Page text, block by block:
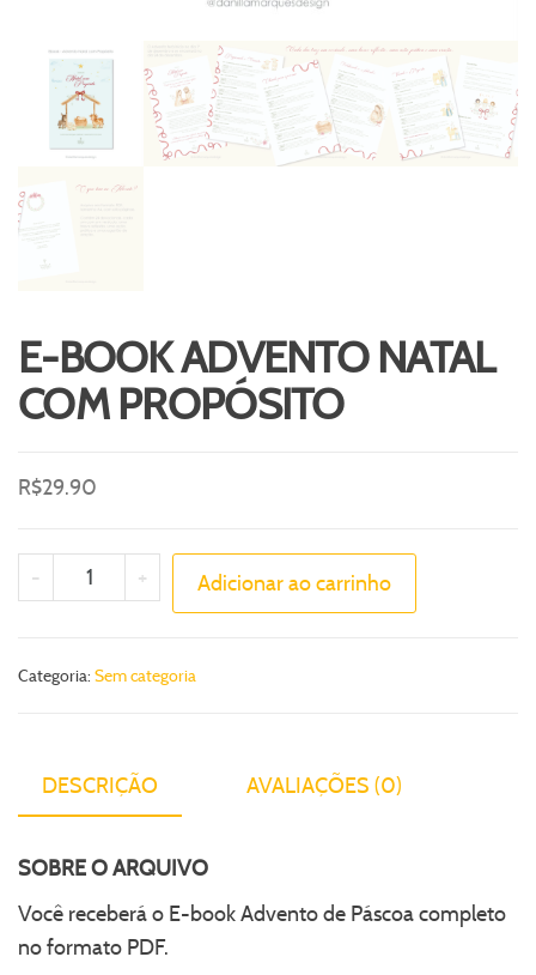
E-BOOK ADVENTO NATAL
COM PROPÓSITO
R$29.90
- + Adicionar ao carrinho
Categoria: Sem categoria
DESCRIÇÃO AVALIAÇÕES (0)
SOBRE O ARQUIVO
Você receberá o E-book Advento de Páscoa completo
no formato PDF.